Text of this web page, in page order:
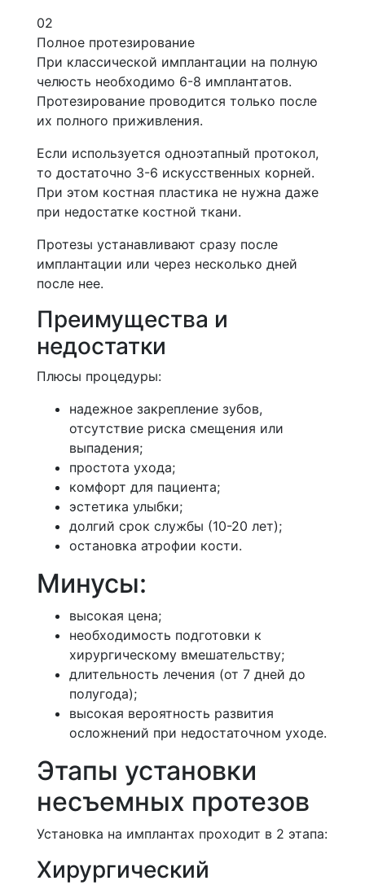
02
Полное протезирование
При классической имплантации на полную
челюсть необходимо 6-8 имплантатов.
Протезирование проводится только после
их полного приживления.
Если используется одноэтапный протокол,
то достаточно 3-6 искусственных корней.
При этом костная пластика не нужна даже
при недостатке костной ткани.
Протезы устанавливают сразу после
имплантации или через несколько дней
после нее.
Преимущества и
недостатки
Плюсы процедуры:
надежное закрепление зубов,
отсутствие риска смещения или
выпадения;
простота ухода;
комфорт для пациента;
эстетика улыбки;
долгий срок службы (10-20 лет);
остановка атрофии кости.
Минусы:
высокая цена;
необходимость подготовки к
хирургическому вмешательству;
длительность лечения (от 7 дней до
полугода);
высокая вероятность развития
осложнений при недостаточном уходе.
Этапы установки
несъемных протезов
Установка на имплантах проходит в 2 этапа:
Хирургический